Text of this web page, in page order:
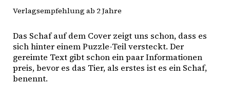
Verlagsempfehlung ab 2 Jahre
Das Schaf auf dem Cover zeigt uns schon, dass es
sich hinter einem Puzzle-Teil versteckt. Der
gereimte Text gibt schon ein paar Informationen
preis, bevor es das Tier, als erstes ist es ein Schaf,
benennt.